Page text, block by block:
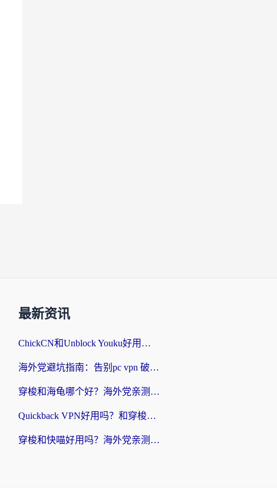
最新资讯
ChickCN和Unblock Youku好用吗？海外党亲测3款回国加速器，附iOS免费选择指南
海外党避坑指南：告别pc vpn 破解，选对回国加速器轻松访问国内资源
穿梭和海龟哪个好？海外党亲测回国加速器，附电脑免费VPN推荐
Quickback VPN好用吗？和穿梭VPN对比哪个回国效果更好？海外党必看的真实测评与选择指南
穿梭和快喵好用吗？海外党亲测3款回国加速器，附日本回国VPN避坑指南